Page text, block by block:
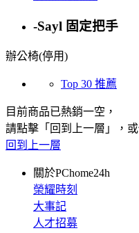
-Sayl 固定把手
辦公椅(停用)
Top 30 推薦
目前商品已熱銷一空，
請點擊「回到上一層」，
回到上一層
關於PChome24h
榮耀時刻
大事記
人才招募